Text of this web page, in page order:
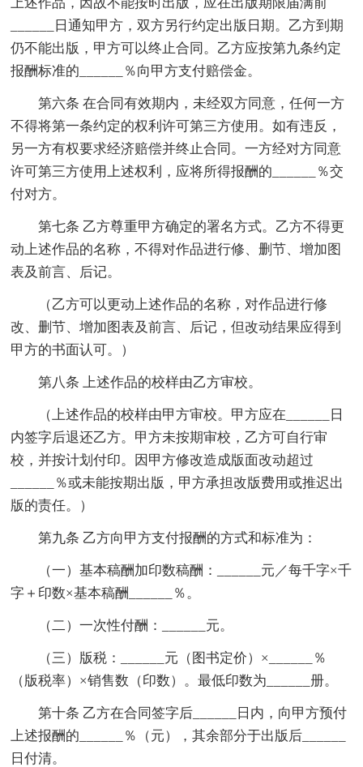
______日通知甲方，双方另行约定出版日期。乙方到期
仍不能出版，甲方可以终止合同。乙方应按第九条约定
报酬标准的______％向甲方支付赔偿金。
第六条 在合同有效期内，未经双方同意，任何一方
不得将第一条约定的权利许可第三方使用。如有违反，
另一方有权要求经济赔偿并终止合同。一方经对方同意
许可第三方使用上述权利，应将所得报酬的______％交
付对方。
第七条 乙方尊重甲方确定的署名方式。乙方不得更
动上述作品的名称，不得对作品进行修、删节、增加图
表及前言、后记。
（乙方可以更动上述作品的名称，对作品进行修
改、删节、增加图表及前言、后记，但改动结果应得到
甲方的书面认可。）
第八条 上述作品的校样由乙方审校。
（上述作品的校样由甲方审校。甲方应在______日
内签字后退还乙方。甲方未按期审校，乙方可自行审
校，并按计划付印。因甲方修改造成版面改动超过
______％或未能按期出版，甲方承担改版费用或推迟出
版的责任。）
第九条 乙方向甲方支付报酬的方式和标准为：
（一）基本稿酬加印数稿酬：______元／每千字×千
字＋印数×基本稿酬______％。
（二）一次性付酬：______元。
（三）版税：______元（图书定价）×______％
（版税率）×销售数（印数）。最低印数为______册。
第十条 乙方在合同签字后______日内，向甲方预付
上述报酬的______％（元），其余部分于出版后______
日付清。